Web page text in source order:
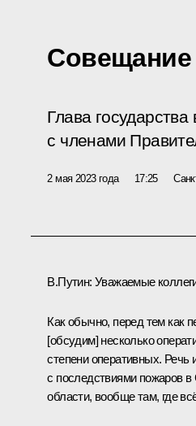
Совещание
Глава
с членами
2 мая 2023 года 17:25
В.Путин: Уважаемые
Как обычно, перед тем как
[обсудим] несколько
степени оперативных. Речь
с последствиями пожаров в
области, вообще там, где